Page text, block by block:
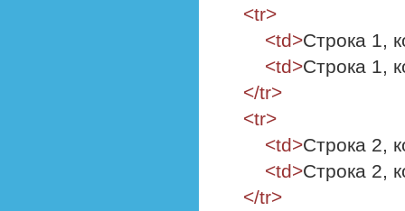
<tr>
<td>Строка 1,
<td>Строка 1,
</tr>
<tr>
<td>Строка 2,
<td>Строка 2,
</tr>